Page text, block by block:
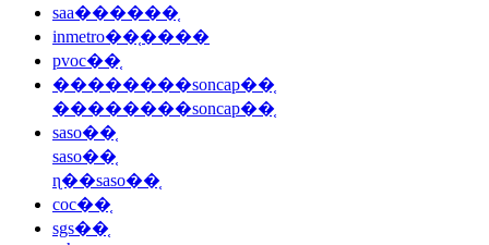
saa������֤
inmetro��֤����
pvoc��֤
��������soncap��֤
��������soncap��֤
saso��֤
saso��֤
ɳ��saso��֤
coc��֤
sgs��֤